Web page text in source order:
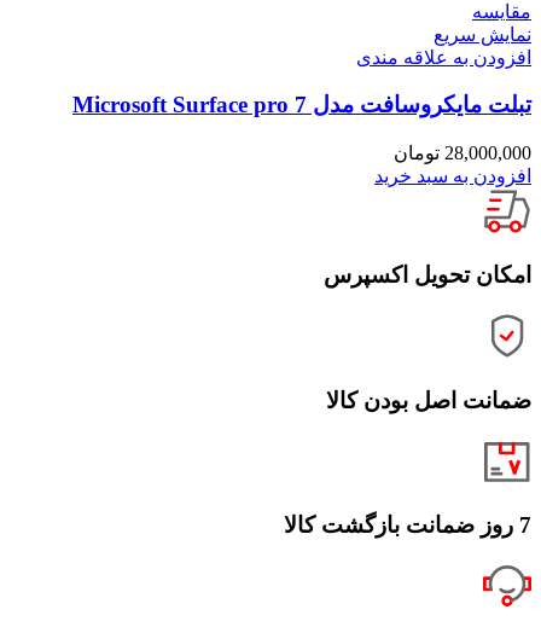
مقايسه
نمایش سریع
افزودن به علاقه مندی
تبلت مایکروسافت مدل Microsoft Surface pro 7
28,000,000 تومان
افزودن به سبد خرید
امکان تحویل اکسپرس
ضمانت اصل بودن کالا
7 روز ضمانت بازگشت کالا